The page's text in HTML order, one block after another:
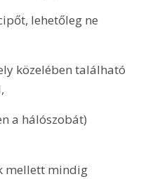
lehetőleg ne
közelében található
a háló­szobát)
mellett mindig